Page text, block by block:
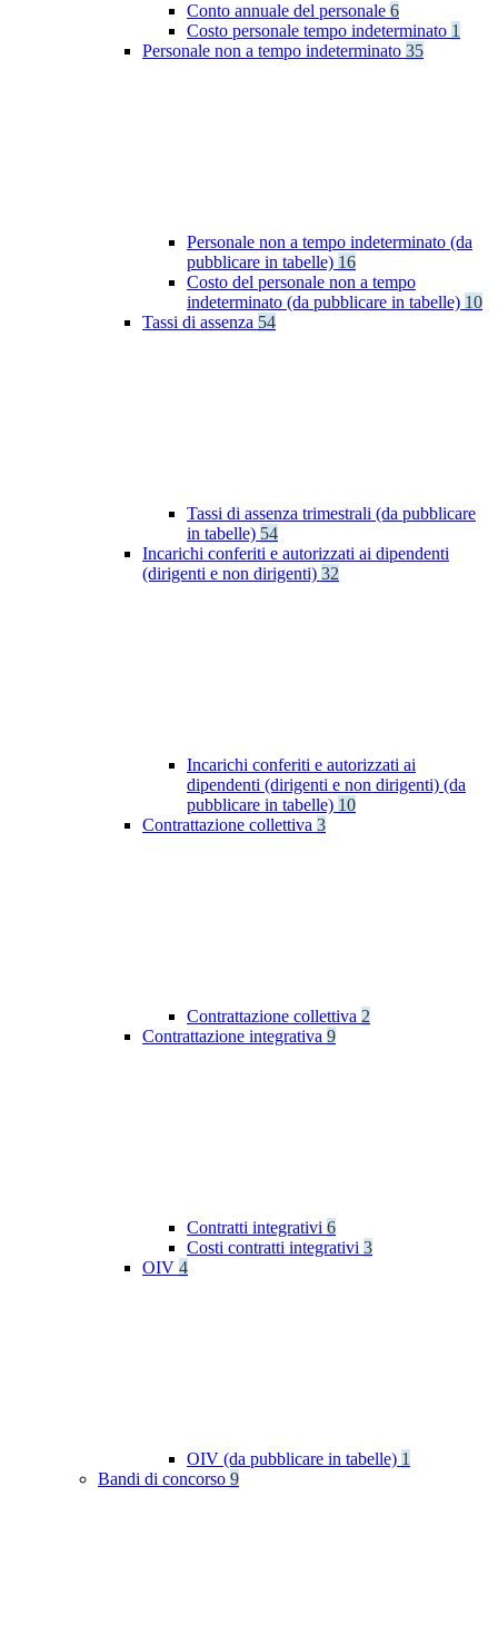
Conto annuale del personale 6
Costo personale tempo indeterminato 1
Personale non a tempo indeterminato 35
Personale non a tempo indeterminato (da
pubblicare in tabelle) 16
Costo del personale non a tempo
indeterminato (da pubblicare in tabelle) 10
Tassi di assenza 54
Tassi di assenza trimestrali (da pubblicare
in tabelle) 54
Incarichi conferiti e autorizzati ai dipendenti
(dirigenti e non dirigenti) 32
Incarichi conferiti e autorizzati ai
dipendenti (dirigenti e non dirigenti) (da
pubblicare in tabelle) 10
Contrattazione collettiva 3
Contrattazione collettiva 2
Contrattazione integrativa 9
Contratti integrativi 6
Costi contratti integrativi 3
OIV 4
OIV (da pubblicare in tabelle) 1
Bandi di concorso 9